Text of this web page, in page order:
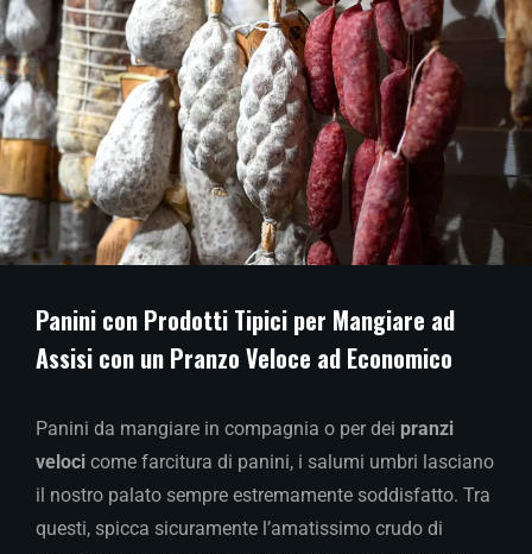
Panini con Prodotti Tipici per Mangiare ad
Assisi con un Pranzo Veloce ad Economico
Panini da mangiare in compagnia o per dei pranzi
veloci come farcitura di panini, i salumi umbri lasciano
il nostro palato sempre estremamente soddisfatto. Tra
questi, spicca sicuramente l’amatissimo crudo di